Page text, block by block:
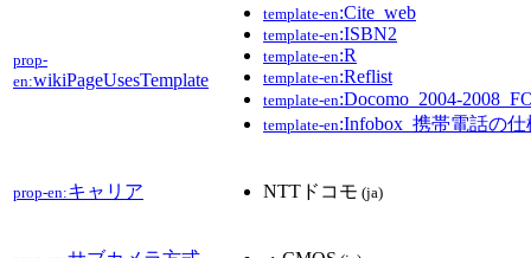
prop-
en:wikiPageUsesTemplate
template-en:Cite_web
template-en:ISBN2
template-en:R
template-en:Reflist
template-en:Docomo_2004-
template-en:Infobox_携帯電話の仕
prop-en:キャリア NTTドコモ (ja)